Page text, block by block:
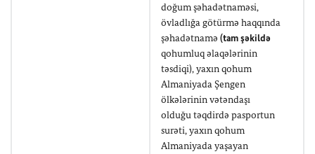
doğum şəhadətnaməsi,
övladlığa götürmə haqqında
şəhadətnamə (tam şəkildə
qohumluq əlaqələrinin
təsdiqi), yaxın qohum
Almaniyada Şengen
ölkələrinin vətəndaşı
olduğu təqdirdə pasportun
surəti, yaxın qohum
Almaniyada yaşayan